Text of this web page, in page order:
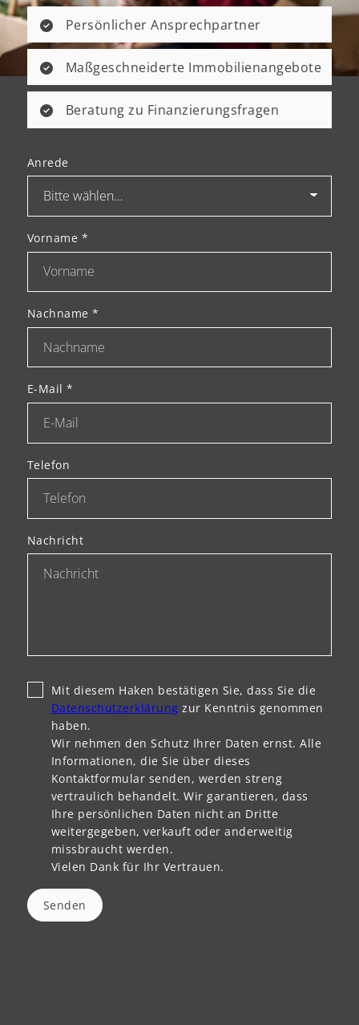
Persönlicher Ansprechpartner
Maßgeschneiderte Immobilienangebote
Beratung zu Finanzierungsfragen
Anrede
Vorname *
Nachname*
E-Mail*
Telefon
Nachricht
Mit diesem Haken bestätigen Sie, dass Sie die
Datenschutzerklärung zur Kenntnis genommen
haben.
Wir nehmen den Schutz Ihrer Daten ernst. Alle
Informationen, die Sie über dieses
Kontaktformular senden, werden streng
vertraulich behandelt. Wir garantieren, dass
Ihre persönlichen Daten nicht an Dritte
weitergegeben, verkauft oder anderweitig
missbraucht werden.
Vielen Dank für Ihr Vertrauen.
Senden